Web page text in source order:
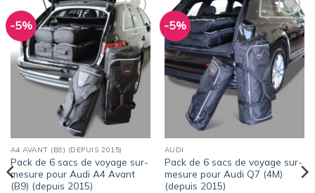
-5%
Ajouter
à la
wishlist
A4 AVANT (B9) (DEPUIS 2015)
Pack de 6 sacs de voyage sur-
mesure pour Audi A4 Avant
(B9) (depuis 2015)
-5%
Ajouter
à la
wishlist
AUDI
Pack de 6 sacs de voyage sur-
mesure pour Audi Q7 (4M)
(depuis 2015)